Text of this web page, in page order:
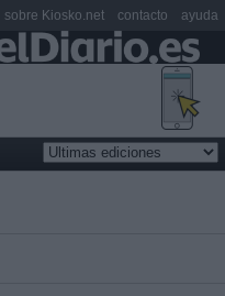
sobre Kiosko.net contacto ayuda